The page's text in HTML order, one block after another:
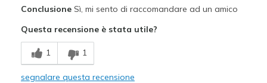
Breathe Well
Comfortable
ConclusioneSì, mi sento di raccomandare ad un amico
Questa recensione è stata utile?
1 1
segnalare questa recensione